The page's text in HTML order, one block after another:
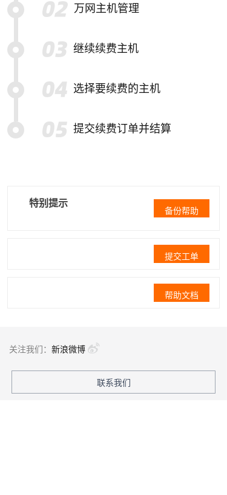
万网主机管理
继续续费主机
选择要续费的主机
提交续费订单并结算
特别提示
备份帮助
提交工单
帮助文档